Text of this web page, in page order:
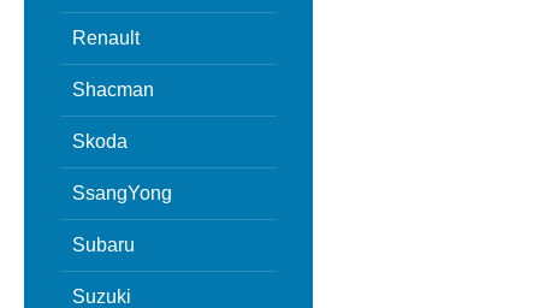
Renault
Shacman
Skoda
SsangYong
Subaru
Suzuki